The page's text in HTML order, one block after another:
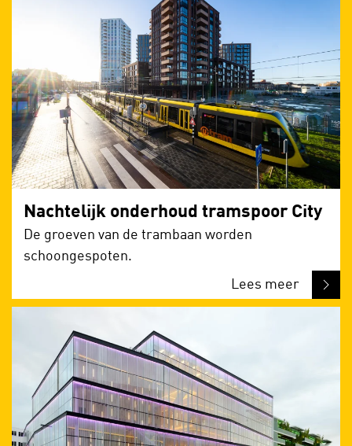
Nachtelijk onderhoud tramspoor City
De groeven van de trambaan worden
schoongespoten.
Lees meer